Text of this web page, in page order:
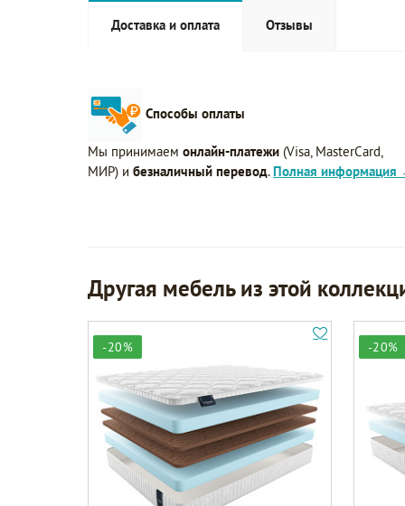
Доставка и оплата Отзывы
Способы оплаты
Мы принимаем онлайн-платежи (Visa, MasterCard,
МИР) и безналичный перевод. Полная
Другая мебель из этой
-20% -20%